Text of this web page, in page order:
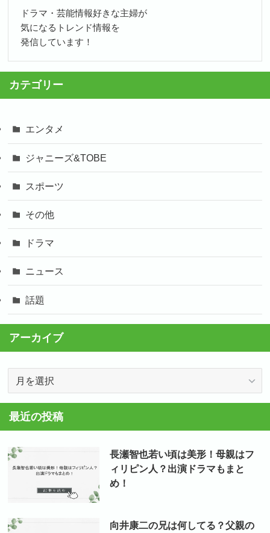
ドラマ・芸能情報好きな主婦が
気になるトレンド情報を
発信しています！
カテゴリー
エンタメ
ジャニーズ&TOBE
スポーツ
その他
ドラマ
ニュース
話題
アーカイブ
カ
イ
最近の投稿
長瀬智也若い頃は美形！母親はフ
ィリピン人？出演ドラマもまと
め！
向井康二の兄は何してる？父親の